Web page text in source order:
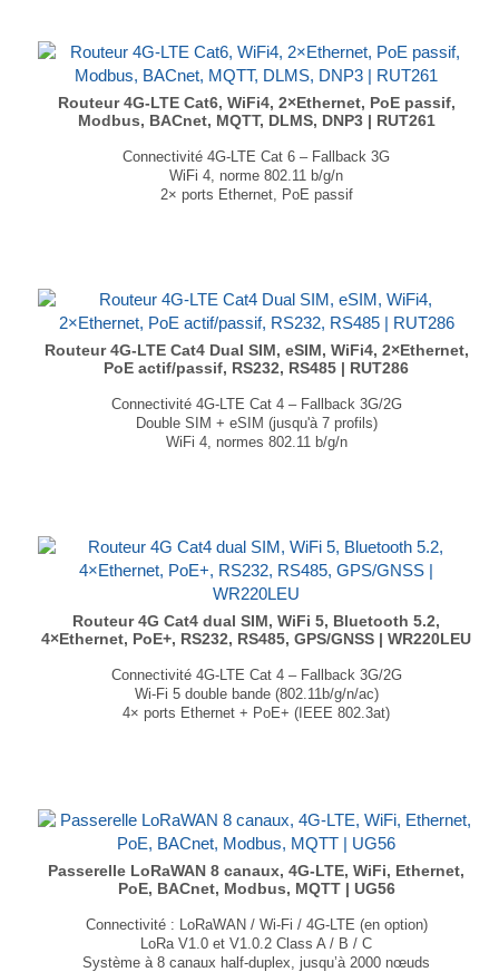
Sans antennes : 320 × 134 × 126 mm
Avec antennes : 320 × 134 × 208 mm
Poids : 1650 g
...Routeur 4G-LTE Cat6, WiFi4, 2×Ethernet, PoE passif,
Modbus, BACnet, MQTT, DLMS, DNP3 | RUT261
Connectivité 4G-LTE Cat 6 – Fallback 3G
WiFi 4, norme 802.11 b/g/n
2× ports Ethernet, PoE passif
Poids : 132 gr
...
Routeur 4G-LTE Cat4 Dual SIM, eSIM, WiFi4, 2×Ethernet,
PoE actif/passif, RS232, RS485 | RUT286
Connectivité 4G-LTE Cat 4 – Fallback 3G/2G
Double SIM + eSIM (jusqu'à 7 profils)
WiFi 4, normes 802.11 b/g/n
...
Routeur 4G Cat4 dual SIM, WiFi 5, Bluetooth 5.2,
4×Ethernet, PoE+, RS232, RS485, GPS/GNSS | WR220LEU
Connectivité 4G-LTE Cat 4 – Fallback 3G/2G
Wi-Fi 5 double bande (802.11b/g/n/ac)
4× ports Ethernet + PoE+ (IEEE 802.3at)
...
Passerelle LoRaWAN 8 canaux, 4G-LTE, WiFi, Ethernet,
PoE, BACnet, Modbus, MQTT | UG56
Connectivité : LoRaWAN / Wi-Fi / 4G-LTE (en option)
LoRa V1.0 et V1.0.2 Class A / B / C
Système à 8 canaux half-duplex, jusqu’à 2000 nœuds